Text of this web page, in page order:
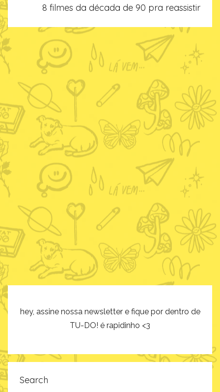
8 filmes da década de 90 pra reassistir
hey, assine nossa newsletter e fique por dentro de
TU-DO! é rapidinho <3
Search